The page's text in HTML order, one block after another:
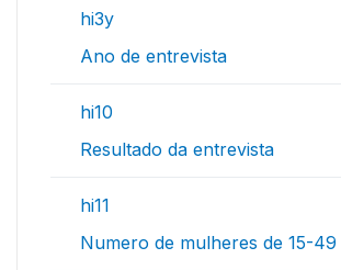
hi3y
Ano de entrevista
hi10
Resultado da entrevista
hi11
Numero de mulheres de 15-49